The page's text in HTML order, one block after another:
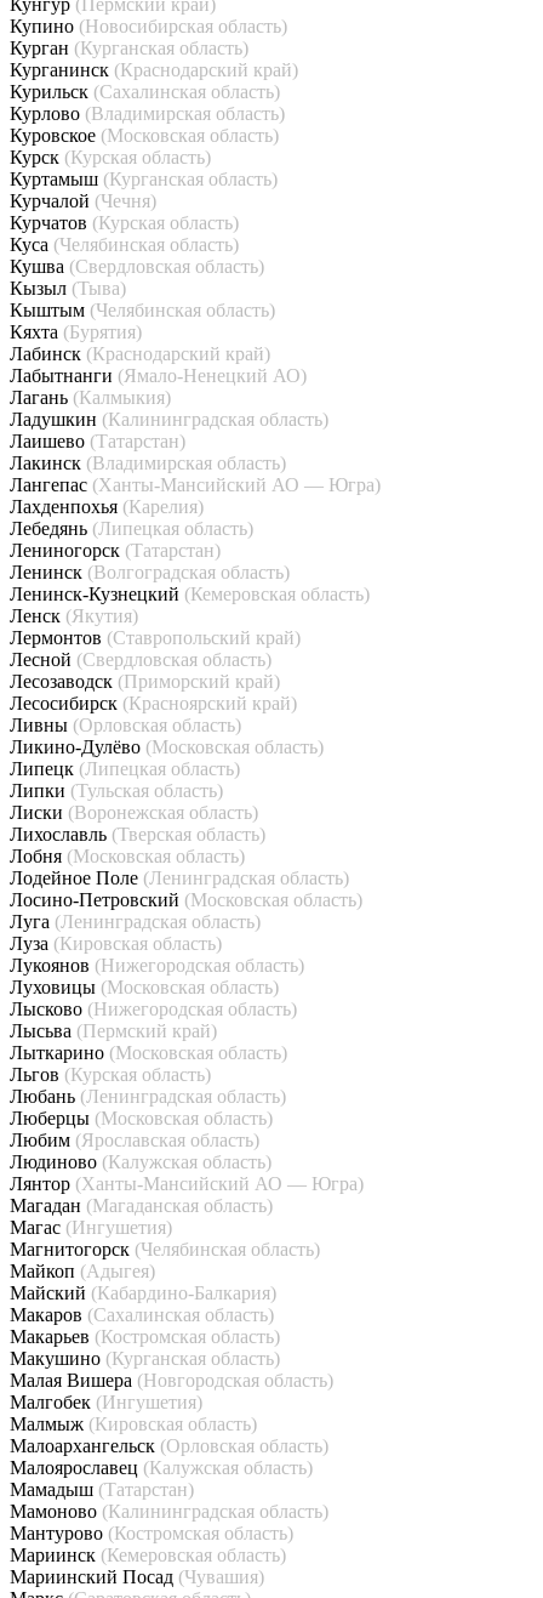
Кунгур (Пермский край)
Купино (Новосибирская область)
Курган (Курганская область)
Курганинск (Краснодарский край)
Курильск (Сахалинская область)
Курлово (Владимирская область)
Куровское (Московская область)
Курск (Курская область)
Куртамыш (Курганская область)
Курчалой (Чечня)
Курчатов (Курская область)
Куса (Челябинская область)
Кушва (Свердловская область)
Кызыл (Тыва)
Кыштым (Челябинская область)
Кяхта (Бурятия)
Лабинск (Краснодарский край)
Лабытнанги (Ямало-Ненецкий АО)
Лагань (Калмыкия)
Ладушкин (Калининградская область)
Лаишево (Татарстан)
Лакинск (Владимирская область)
Лангепас (Ханты-Мансийский АО — Югра)
Лахденпохья (Карелия)
Лебедянь (Липецкая область)
Лениногорск (Татарстан)
Ленинск (Волгоградская область)
Ленинск-Кузнецкий (Кемеровская область)
Ленск (Якутия)
Лермонтов (Ставропольский край)
Лесной (Свердловская область)
Лесозаводск (Приморский край)
Лесосибирск (Красноярский край)
Ливны (Орловская область)
Ликино-Дулёво (Московская область)
Липецк (Липецкая область)
Липки (Тульская область)
Лиски (Воронежская область)
Лихославль (Тверская область)
Лобня (Московская область)
Лодейное Поле (Ленинградская область)
Лосино-Петровский (Московская область)
Луга (Ленинградская область)
Луза (Кировская область)
Лукоянов (Нижегородская область)
Луховицы (Московская область)
Лысково (Нижегородская область)
Лысьва (Пермский край)
Лыткарино (Московская область)
Льгов (Курская область)
Любань (Ленинградская область)
Люберцы (Московская область)
Любим (Ярославская область)
Людиново (Калужская область)
Лянтор (Ханты-Мансийский АО — Югра)
Магадан (Магаданская область)
Магас (Ингушетия)
Магнитогорск (Челябинская область)
Майкоп (Адыгея)
Майский (Кабардино-Балкария)
Макаров (Сахалинская область)
Макарьев (Костромская область)
Макушино (Курганская область)
Малая Вишера (Новгородская область)
Малгобек (Ингушетия)
Малмыж (Кировская область)
Малоархангельск (Орловская область)
Малоярославец (Калужская область)
Мамадыш (Татарстан)
Мамоново (Калининградская область)
Мантурово (Костромская область)
Мариинск (Кемеровская область)
Мариинский Посад (Чувашия)